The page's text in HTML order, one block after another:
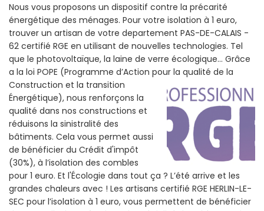
Nous vous proposons un dispositif contre la précarité
énergétique des ménages. Pour votre isolation à 1 euro,
trouver un artisan de votre departement PAS-DE-CALAIS -
62 certifié RGE en utilisant de nouvelles technologies. Tel
que le photovoltaïque, la laine de verre écologique... Grâce
a la loi POPE (Programme d’Action pour la qualité de la
Construction et la transition
Énergétique), nous renforçons la
qualité dans nos constructions et
réduisons la sinistralité des
bâtiments. Cela vous permet aussi
de bénéficier du Crédit d'impôt
(30%), à l’isolation des combles
pour 1 euro. Et l'Écologie dans tout ça ? L’été arrive et les
grandes chaleurs avec ! Les artisans certifié RGE HERLIN-LE-
SEC pour l’isolation à 1 euro, vous permettent de bénéficier